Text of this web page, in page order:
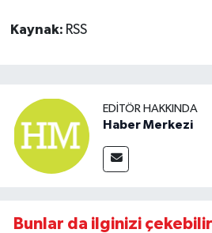
Kaynak: RSS
EDITÖR HAKKINDA
Haber Merkezi
Bunlar da ilginizi çekebilir